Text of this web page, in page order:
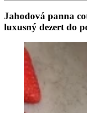
Jahodová panna
luxusný dezert do